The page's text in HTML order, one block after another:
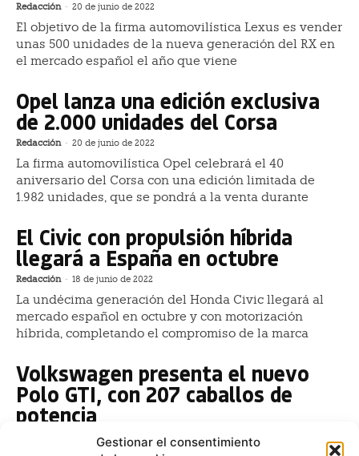
Gestionar el consentimiento
Redacción - 20 de junio de 2022
El objetivo de la firma automovilística Lexus es vender
unas 500 unidades de la nueva generación del RX en
el mercado español el año que viene
Opel lanza una edición exclusiva
de 2.000 unidades del Corsa
Redacción - 20 de junio de 2022
La firma automovilística Opel celebrará el 40
aniversario del Corsa con una edición limitada de
1.982 unidades, que se pondrá a la venta durante
El Civic con propulsión híbrida
llegará a España en octubre
Redacción - 18 de junio de 2022
La undécima generación del Honda Civic llegará al
mercado español en octubre y con motorización
híbrida, completando el compromiso de la marca
Volkswagen presenta el nuevo
Polo GTI, con 207 caballos de
potencia
18 de junio de 2022